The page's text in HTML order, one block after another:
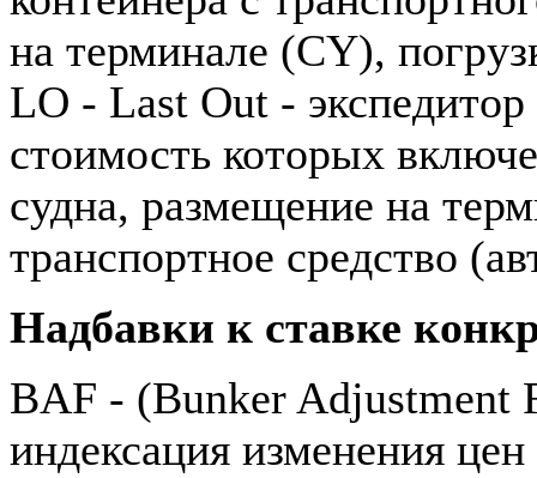
на терминале (CY),
LO - Last Out -
стоимость которых
судна, размещение на
транспортное средство
Надбавки к ставке
BAF - (Bunker Adjustment
индексация изменения